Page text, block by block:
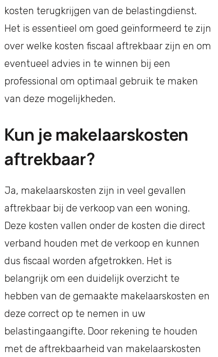
kosten terugkrijgen van de belastingdienst.
Het is essentieel om goed geïnformeerd te zijn
over welke kosten fiscaal aftrekbaar zijn en om
eventueel advies in te winnen bij een
professional om optimaal gebruik te maken
van deze mogelijkheden.
Kun je makelaarskosten
aftrekbaar?
Ja, makelaarskosten zijn in veel gevallen
aftrekbaar bij de verkoop van een woning.
Deze kosten vallen onder de kosten die direct
verband houden met de verkoop en kunnen
dus fiscaal worden afgetrokken. Het is
belangrijk om een duidelijk overzicht te
hebben van de gemaakte makelaarskosten en
deze correct op te nemen in uw
belastingaangifte. Door rekening te houden
met de aftrekbaarheid van makelaarskosten